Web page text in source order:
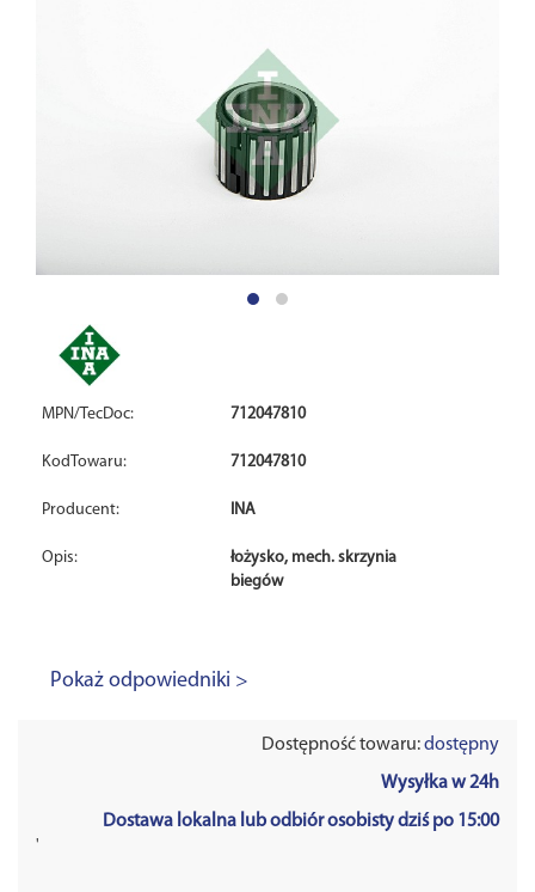
MPN/TecDoc: 712047810
KodTowaru: 712047810
Producent: INA
Opis:
łożysko, mech. skrzynia
biegów
Pokaż odpowiedniki >
Dostępność towaru:dostępny
Wysyłka w 24h
Dostawa lokalna lub odbiór osobisty dziś po 15:00
'